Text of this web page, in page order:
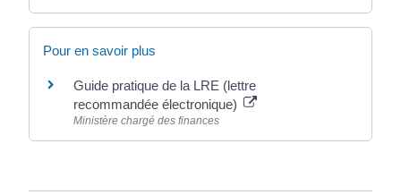
Pour en savoir plus
Guide pratique de la LRE (lettre
recommandée électronique)
Ministère chargé des finances